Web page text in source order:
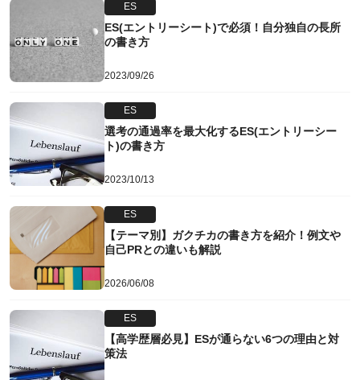
ES
ES(エントリーシート)で必須！自分独自の長所
の書き方
2023/09/26
ES
選考の通過率を最大化するES(エントリーシー
ト)の書き方
2023/10/13
ES
【テーマ別】ガクチカの書き方を紹介！例文や
自己PRとの違いも解説
2026/06/08
ES
【高学歴層必見】ESが通らない6つの理由と対
策法